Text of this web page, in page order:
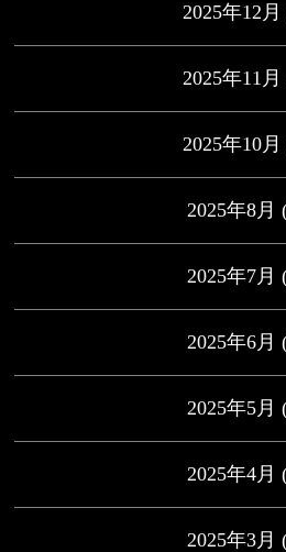
2025年12月
2025年11月
2025年10月
2025年8月
2025年7月
2025年6月
2025年5月
2025年4月
2025年3月